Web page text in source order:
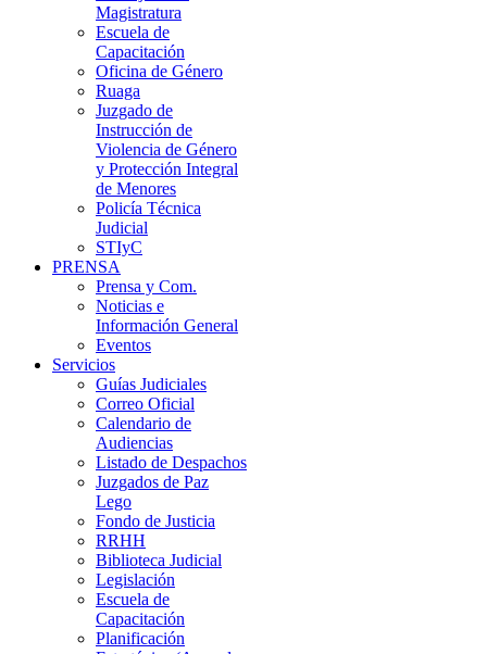
Magistratura
Escuela de
Capacitación
Oficina de Género
Ruaga
Juzgado de
Instrucción de
Violencia de Género
y Protección Integral
de Menores
Policía Técnica
Judicial
STIyC
PRENSA
Prensa y Com.
Noticias e
Información General
Eventos
Servicios
Guías Judiciales
Correo Oficial
Calendario de
Audiencias
Listado de Despachos
Juzgados de Paz
Lego
Fondo de Justicia
RRHH
Biblioteca Judicial
Legislación
Escuela de
Capacitación
Planificación